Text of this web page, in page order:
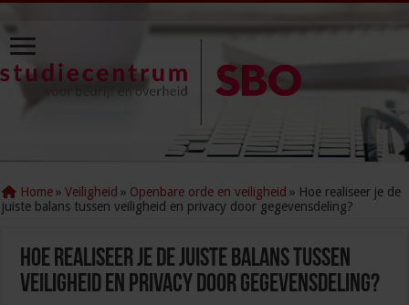
Home » Veiligheid » Openbare orde en veiligheid » Hoe realiseer je de
juiste balans tussen veiligheid en privacy door gegevensdeling?
Hoe realiseer je de juiste balans tussen
veiligheid en privacy door gegevensdeling?